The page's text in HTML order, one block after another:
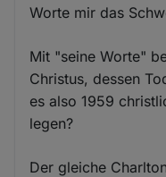
Worte mir das
Mit "seine Worte"
Christus, dessen
es also 1959
legen?
Der gleiche